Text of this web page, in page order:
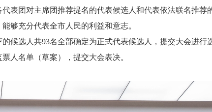
表团对主席团推荐提名的代表候选人和代表依法联名推荐
够充分代表全市人民的利益和意志。
候选人共93名全部确定为正式代表候选人，提交大会进行
人名单（草案），提交大会表决。